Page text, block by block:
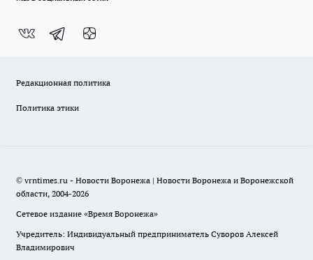
Редакционная политика
Политика этики
© vrntimes.ru - Новости Воронежа | Новости Воронежа и Воронежской
области, 2004-2026
Сетевое издание «Время Воронежа»
Учредитель: Индивидуальный предприниматель Суворов Алексей
Владимирович